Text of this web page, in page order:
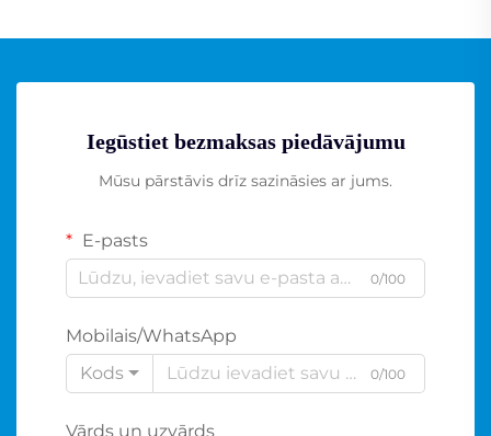
Iegūstiet bezmaksas piedāvājumu
Mūsu pārstāvis drīz sazināsies ar jums.
E-pasts
0/100
Mobilais/WhatsApp
Kods
0/100
Vārds un uzvārds